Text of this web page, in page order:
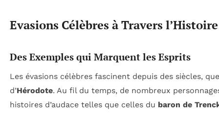
Evasions Célèbres à Travers l’Histoire
Des Exemples qui Marquent les Esprits
Les évasions célèbres fascinent depuis des siècles,
d’Hérodote. Au fil du temps, de nombreux
histoires d’audace telles que celles du baron de